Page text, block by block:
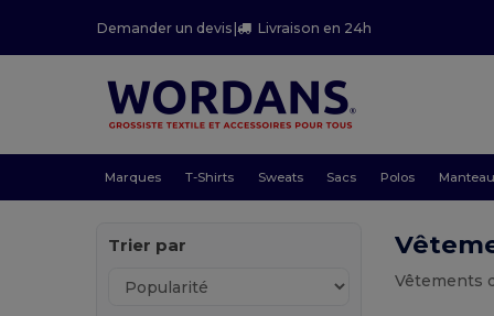
Demander un devis| Livraison en 24h
Marques T-Shirts Sweats Sacs Polos
Trier par
Vêtements